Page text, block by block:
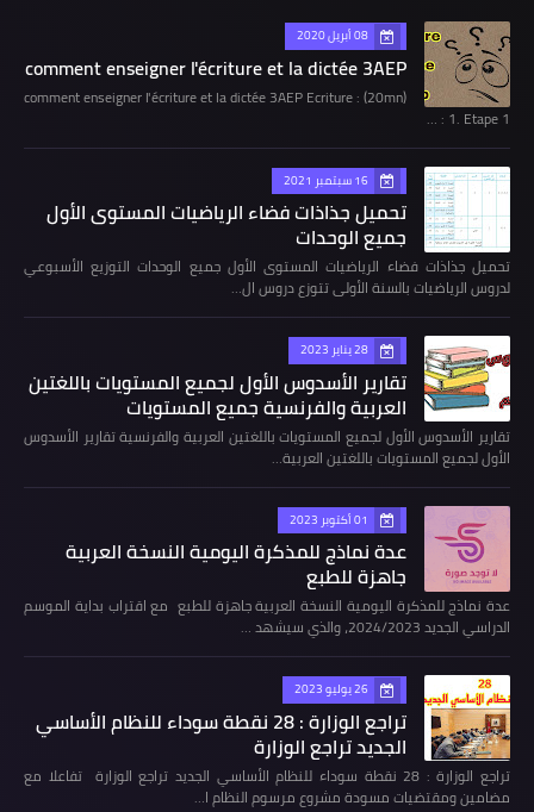
08 أبريل 2020
comment enseigner l'écriture et la dictée 3AEP
comment enseigner l'écriture et la dictée 3AEP Ecriture : (20mn)
1. Etape 1 : …
16 سبتمبر 2021
تحميل جذاذات فضاء الرياضيات المستوى الأول
جميع الوحدات
تحميل جذاذات فضاء الرياضيات المستوى الأول جميع الوحدات التوزيع الأسبوعي
لدروس الرياضيات بالسنة الأولى تتوزع دروس ال…
28 يناير 2023
تقارير الأسدوس الأول لجميع المستويات باللغتين
العربية والفرنسية جميع المستويات
تقارير الأسدوس الأول لجميع المستويات باللغتين العربية والفرنسية تقارير الأسدوس
الأول لجميع المستويات باللغتين العربية…
01 أكتوبر 2023
عدة نماذج للمذكرة اليومية النسخة العربية
جاهزة للطبع
عدة نماذج للمذكرة اليومية النسخة العربية جاهزة للطبع مع اقتراب بداية الموسم
الدراسي الجديد 2024/2023، والذي سيشهد …
26 يوليو 2023
تراجع الوزارة : 28 نقطة سوداء للنظام الأساسي
الجديد تراجع الوزارة
تراجع الوزارة : 28 نقطة سوداء للنظام الأساسي الجديد تراجع الوزارة تفاعلا مع
مضامين ومقتضيات مسودة مشروع مرسوم النظام ا…